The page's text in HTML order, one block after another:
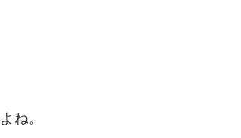
ね。